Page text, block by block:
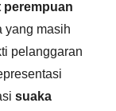
perempuan
yang masih
pelanggaran
suaka